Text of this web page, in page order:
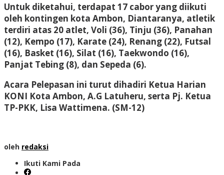
Untuk diketahui, terdapat 17 cabor yang diikuti
oleh kontingen kota Ambon, Diantaranya, atletik
terdiri atas 20 atlet, Voli (36), Tinju (36), Panahan
(12), Kempo (17), Karate (24), Renang (22), Futsal
(16), Basket (16), Silat (16), Taekwondo (16),
Panjat Tebing (8), dan Sepeda (6).
Acara Pelepasan ini turut dihadiri Ketua Harian
KONI Kota Ambon, A.G Latuheru, serta Pj. Ketua
TP-PKK, Lisa Wattimena. (SM-12)
oleh redaksi
Ikuti Kami Pada